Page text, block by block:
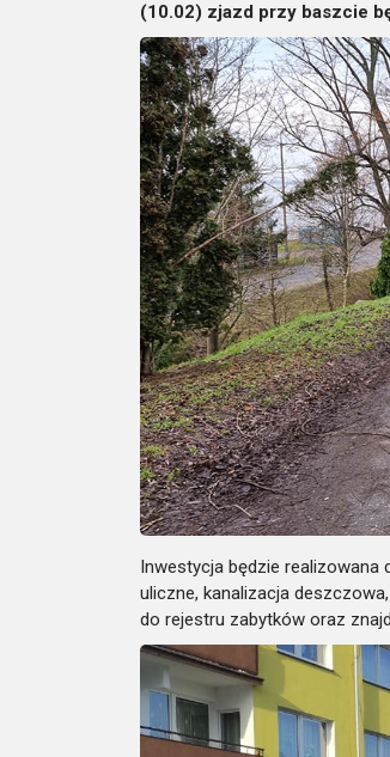
(10.02) zjazd przy baszcie
Inwestycja będzie realizowana
uliczne, kanalizacja
do rejestru zabytków oraz